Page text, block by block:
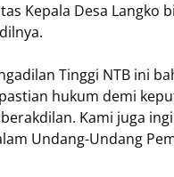
Kepala Desa Langko
Tinggi NTB ini
hukum demi
Kami juga
Undang-Undang